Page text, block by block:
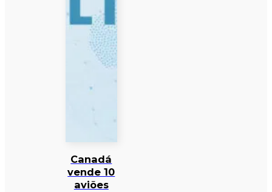
Canadá
vende 10
aviões